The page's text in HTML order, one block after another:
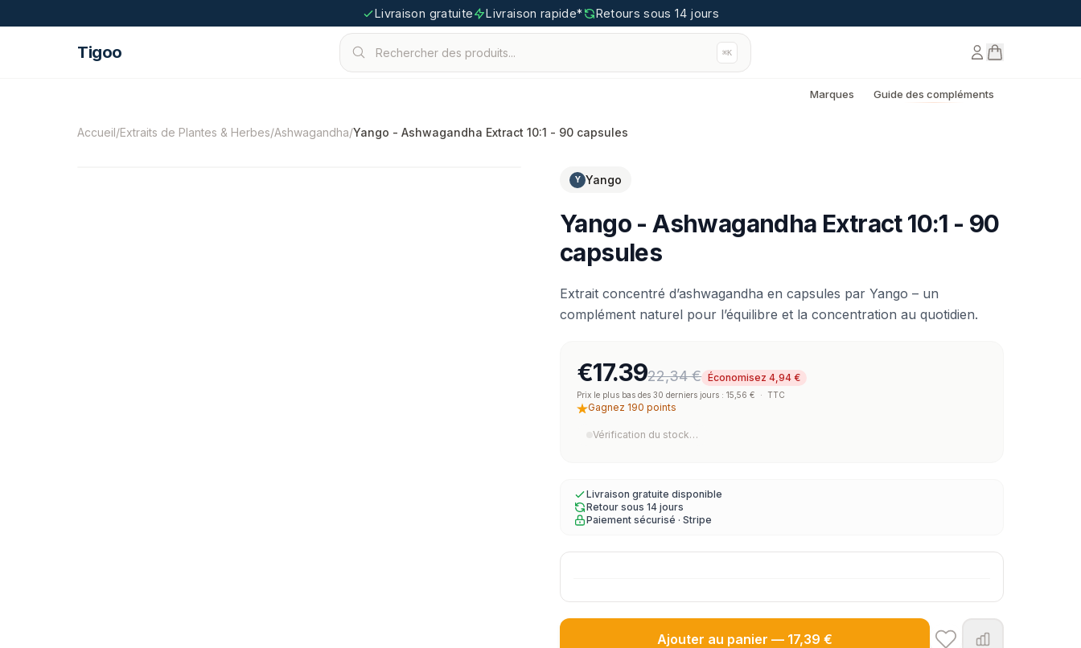
Livraison gratuite Livraison rapide* Retours sous 14 jours
Tigoo Rechercher des produits... ⌘K
Marques Guide des compléments
©2026Nutri Nordic AB.Tous droits réservés.tigoo.com
Accueil/Extraits de Plantes & Herbes/Ashwagandha/Yango - Ashwagandha Extract 10:1 - 90 capsules
Y Yango
Yango - Ashwagandha Extract 10:1 - 90
capsules
Extrait concentré d’ashwagandha en capsules par Yango – un
complément naturel pour l’équilibre et la concentration au quotidien.
€17.3922,34 € Économisez 4,94 €
Prix le plus bas des 30 derniers jours : 15,56 € · TTC
Gagnez 190 points
Vérification du stock…
Livraison gratuite disponible
Retour sous 14 jours
Paiement sécurisé · Stripe
Ajouter au panier — 17,39 €